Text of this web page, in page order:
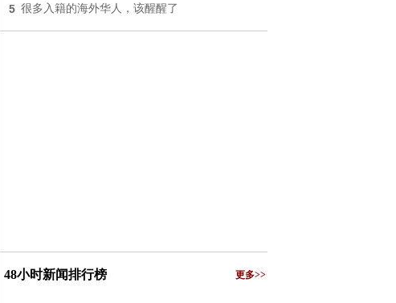
5 很多入籍的海外华人，该醒醒了
48小时新闻排行榜 更多>>